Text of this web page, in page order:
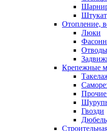
Отопление,
Люки
Крепежные
Гвозди